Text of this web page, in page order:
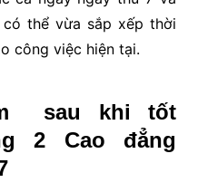
thể vừa sắp xếp thời
công việc hiện tại.
sau khi tốt
2 Cao đẳng